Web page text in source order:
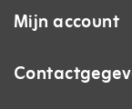
Mijn account